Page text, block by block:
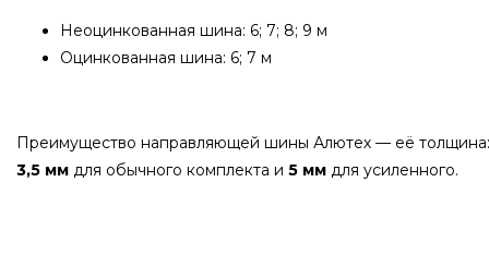
Неоцинкованная шина: 6; 7; 8; 9 м
Оцинкованная шина: 6; 7 м
Преимущество направляющей шины Алютех — её толщина:
3,5 мм для обычного комплекта и 5 мм для усиленного.